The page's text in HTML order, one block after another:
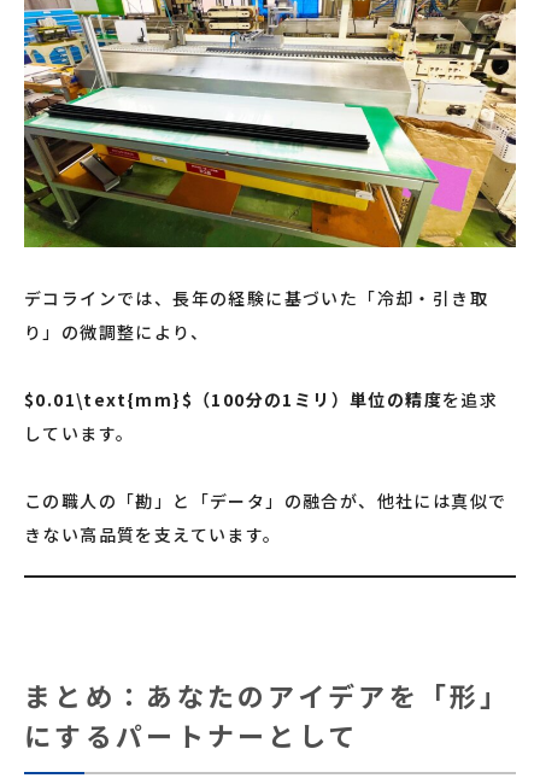
デコラインでは、長年の経験に基づいた「冷却・引き取
り」の微調整により、
$0.01\text{mm}$（100分の1ミリ）単位の精度を追求
しています。
この職人の「勘」と「データ」の融合が、他社には真似で
きない高品質を支えています。
まとめ：あなたのアイデアを「形」
にするパートナーとして